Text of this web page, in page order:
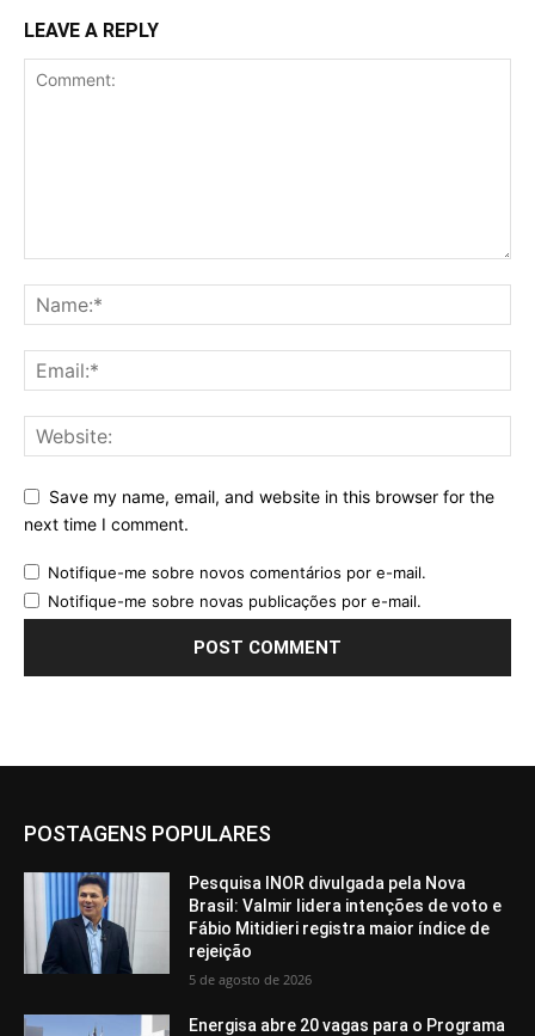
LEAVE A REPLY
Save my name, email, and website in this browser for the
next time I comment.
Notifique-me sobre novos comentários por e-mail.
Notifique-me sobre novas publicações por e-mail.
POSTAGENS POPULARES
Pesquisa INOR divulgada pela Nova
Brasil: Valmir lidera intenções de voto e
Fábio Mitidieri registra maior índice de
rejeição
5 de agosto de 2026
Energisa abre 20 vagas para o Programa